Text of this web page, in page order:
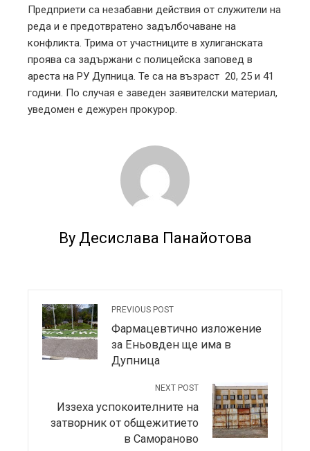
Предприети са незабавни действия от служители на
реда и е предотвратено задълбочаване на
конфликта. Трима от участниците в хулиганската
проява са задържани с полицейска заповед в
ареста на РУ Дупница. Те са на възраст 20, 25 и 41
години. По случая е заведен заявителски материал,
уведомен е дежурен прокурор.
By Десислава Панайотова
PREVIOUS POST
Фармацевтично изложение
за Еньовден ще има в
Дупница
NEXT POST
Иззеха успокоителните на
затворник от общежитието
в Самораново